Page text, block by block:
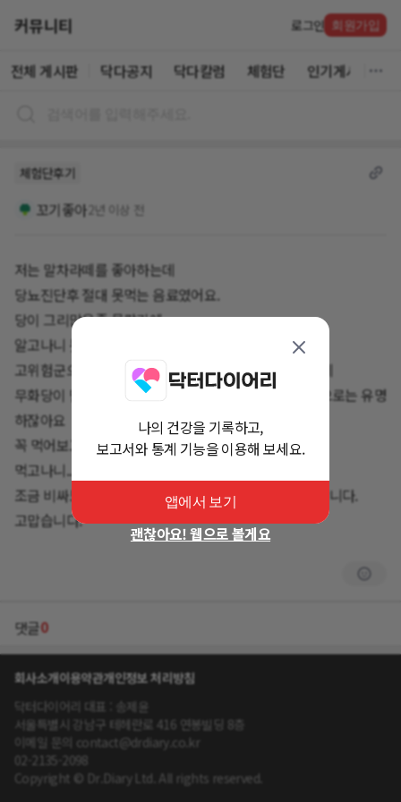
커뮤니티 로그인 회원가입
전체 게시판 닥다공지 닥다칼럼 체험단 인기게시글
체험단후기
꼬기좋아2년 이상 전
저는 말차라떼를 좋아하는데
당뇨진단후 절대 못먹는 음료였어요.
당이 그리많은줄 몰랐기에..
알고나니 못먹죠
고위험군으로 진단받고 1년지나서 이젠 많이 호전됐는데
무화당이 단가가 좀 있는데 당을 지키고 먹을수있는 곳으로는 유명
하잖아요
꼭 먹어보고싶었어요
먹고나니.. 혈당스파크도 없고 의외로 맛있더라고요
조금 비싸도 나를 위한 힐링포인트로 좀 구비해놓으려합니다.
고맙습니다.^^
댓글0
회사소개이용약관개인정보 처리방침
닥터다이어리 대표 : 송제윤
서울특별시 강남구 테헤란로 416 연봉빌딩 8층
이메일 문의 contact@drdiary.co.kr
02-2135-2098
Copyright © Dr.Diary Ltd. All rights reserved.
나의 건강을 기록하고,
보고서와 통계 기능을 이용해 보세요.
앱에서 보기
괜찮아요! 웹으로 볼게요